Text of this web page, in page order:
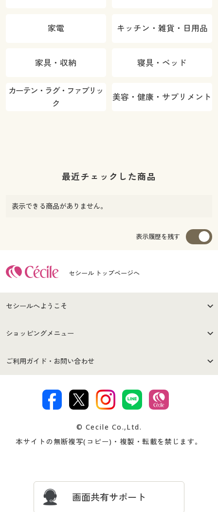
家電 キッチン・雑貨・日用品
家具・収納 寝具・ベッド
カーテン・ラグ・ファブリッ
ク
美容・健康・サプリメント
最近チェックした商品
表示できる商品がありません。
表示履歴を残す
セシール トップページへ
セシールへようこそ
はじめての方へ
セシールご利用規約
著作権・商標について 会社案内
ショッピングメニュー
商品カテゴリ
プレゼント＆キャンペーン サイトマップ
ご利用ガイド・お問い合わせ
交換・返品は お支払は
ついて
忘れの場合
© Cecile Co.,Ltd.
本サイトの無断複写(コピー)・複製・転載を禁じます。
画面共有サポート